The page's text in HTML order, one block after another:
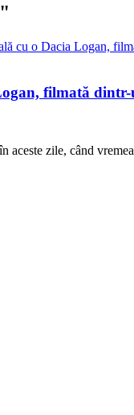
filmată
zile, când